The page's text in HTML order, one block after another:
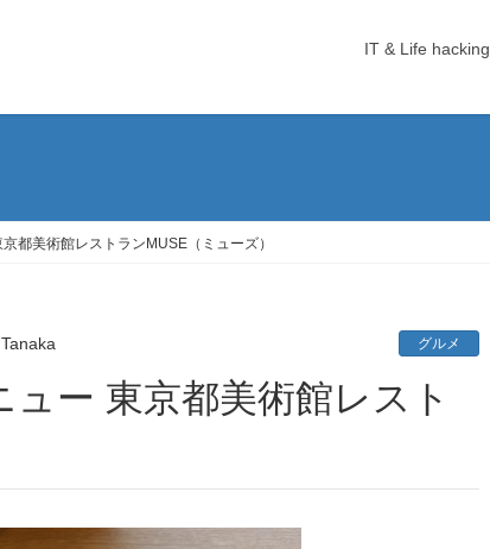
IT & Life hacking
都美術館レストランMUSE（ミューズ）
グルメ